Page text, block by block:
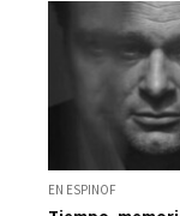
EN ESPINOF